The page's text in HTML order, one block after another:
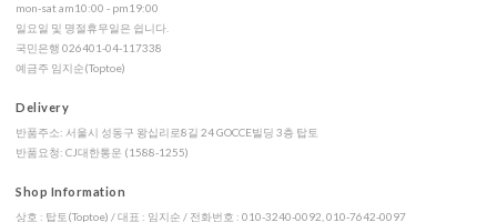
mon-sat am10:00 - pm19:00
일요일 및 명절휴무일은 쉽니다.
국민은행 026401-04-117338
예금주 임지순(Toptoe)
Delivery
반품주소: 서울시 성동구 왕십리로8길 24 GOCCE빌딩 3층 탑토
반품요청: CJ대한통운 (1588-1255)
Shop Information
상호 : 탑토(Toptoe) / 대표 : 임지순 / 전화번호 : 010-3240-0092, 010-7642-0097